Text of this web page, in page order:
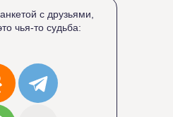
анкетой с друзьями,
чья-то судьба: